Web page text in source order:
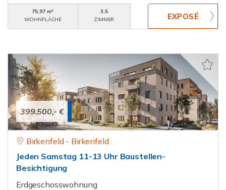
75,97 m²
WOHNFLÄCHE
3,5
ZIMMER
399.500,- €
Birkenfeld - Birkenfeld
Jeden Samstag 11-13 Uhr Baustellen-
Besichtigung
Erdgeschosswohnung